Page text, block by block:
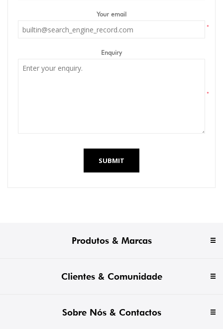
Your email
*
Enquiry
*
SUBMIT
Produtos & Marcas
Clientes & Comunidade
Sobre Nós & Contactos